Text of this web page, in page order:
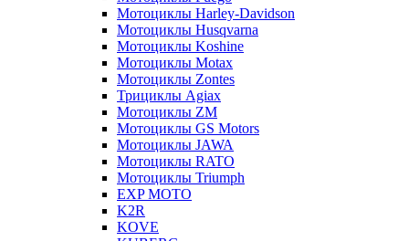
Мотоциклы Harley-Davidson
Мотоциклы Husqvarna
Мотоциклы Koshine
Мотоциклы Motax
Мотоциклы Zontes
Трициклы Agiax
Мотоциклы ZM
Мотоциклы GS Motors
Мотоциклы JAWA
Мотоциклы RATO
Мотоциклы Triumph
EXP MOTO
K2R
KOVE